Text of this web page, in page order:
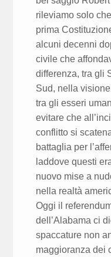
rileviamo solo
prima
alcuni decenni
civile che
differenza, tra gli
Sud, nella
tra gli esseri
evitare che
conflitto si
battaglia per
laddove questi
nuovo mise a
nella realtà
Oggi il
dell’Alabama ci
spaccature non
maggioranza dei